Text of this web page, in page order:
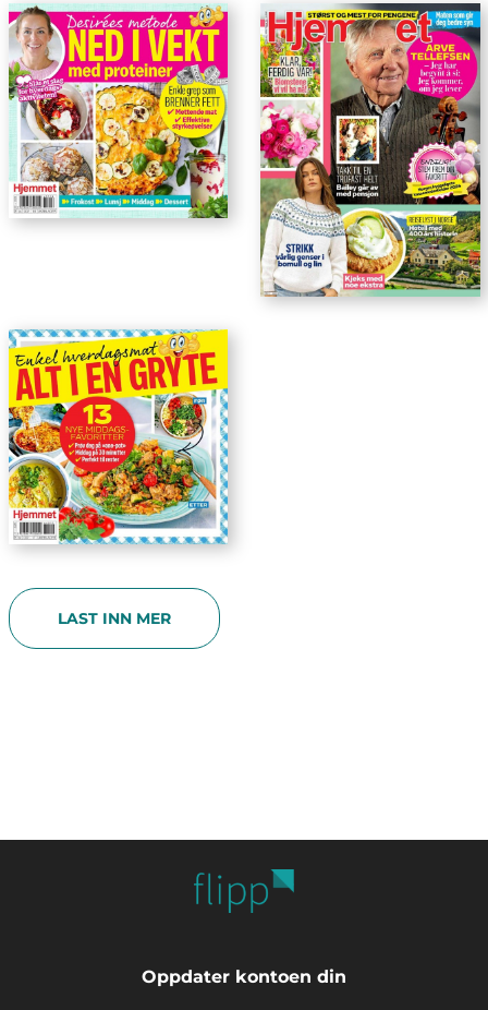
LAST INN MER
Oppdater kontoen din